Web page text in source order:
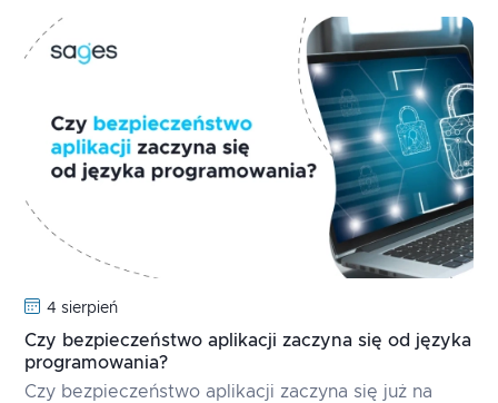
4 sierpień
Czy bezpieczeństwo aplikacji zaczyna się od języka
programowania?
Czy bezpieczeństwo aplikacji zaczyna się już na